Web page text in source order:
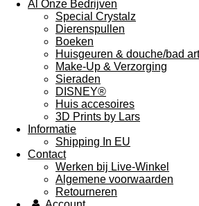
Al Onze Bedrijven
Special Crystalz
Dierenspullen
Boeken
Huisgeuren & douche/bad
Make-Up & Verzorging
Sieraden
DISNEY®
Huis accesoires
3D Prints by Lars
Informatie
Shipping In EU
Contact
Werken bij Live-Winkel
Algemene voorwaarden
Retourneren